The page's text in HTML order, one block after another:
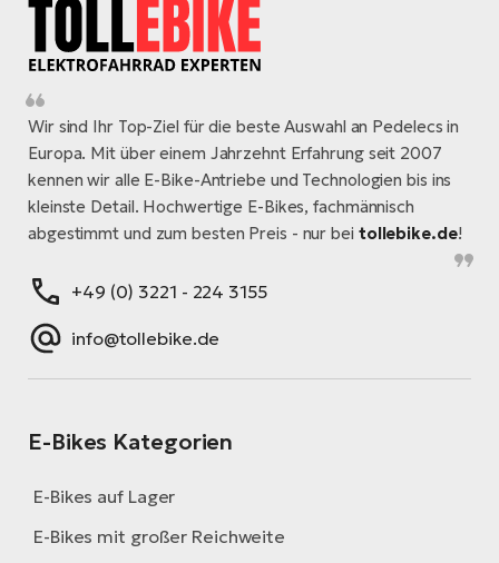
Wir sind Ihr Top-Ziel für die beste Auswahl an Pedelecs in
Europa. Mit über einem Jahrzehnt Erfahrung seit 2007
kennen wir alle E-Bike-Antriebe und Technologien bis ins
kleinste Detail. Hochwertige E-Bikes, fachmännisch
abgestimmt und zum besten Preis - nur bei tollebike.de!
+49 (0) 3221 - 224 3155
info@tollebike.de
E-Bikes Kategorien
E-Bikes auf Lager
E-Bikes mit großer Reichweite